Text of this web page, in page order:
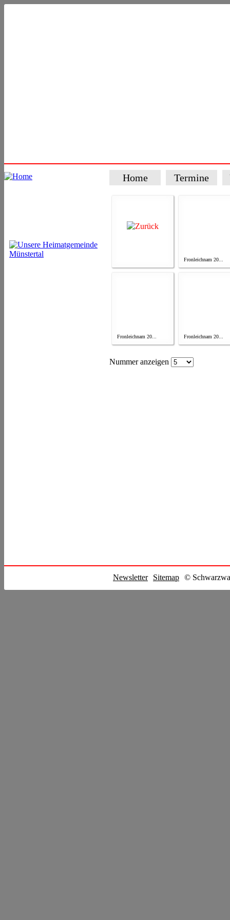
Home Termine
Fronleichnam 20...
Fronleichnam 20... Fronleichnam 20...
Nummer anzeigen
Newsletter Sitemap ©